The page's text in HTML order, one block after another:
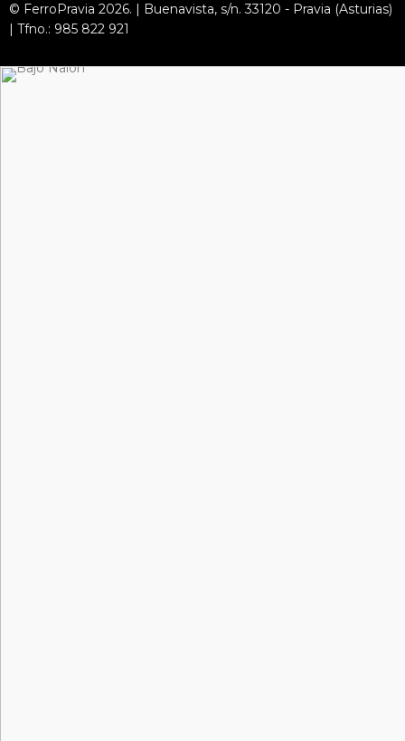
© FerroPravia 2026. | Buenavista, s/n. 33120 - Pravia (Asturias)
| Tfno.: 985 822 921